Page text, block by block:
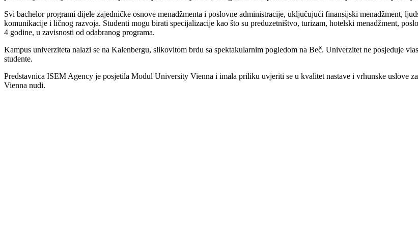
Svi bachelor programi dijele zajedničke osnove menadžmenta i poslovne administracije, uključujući finansijski menadžment,
komunikacije i ličnog razvoja. Studenti mogu birati specijalizacije kao što su preduzetništvo, turizam, hotelski menadžment,
4 godine, u zavisnosti od odabranog programa.
Kampus univerziteta nalazi se na Kalenbergu, slikovitom brdu sa spektakularnim pogledom na Beč. Univerzitet ne posjeduje
studente.
Predstavnica ISEM Agency je posjetila Modul University Vienna i imala priliku uvjeriti se u kvalitet nastave i vrhunske uslove
Vienna nudi.